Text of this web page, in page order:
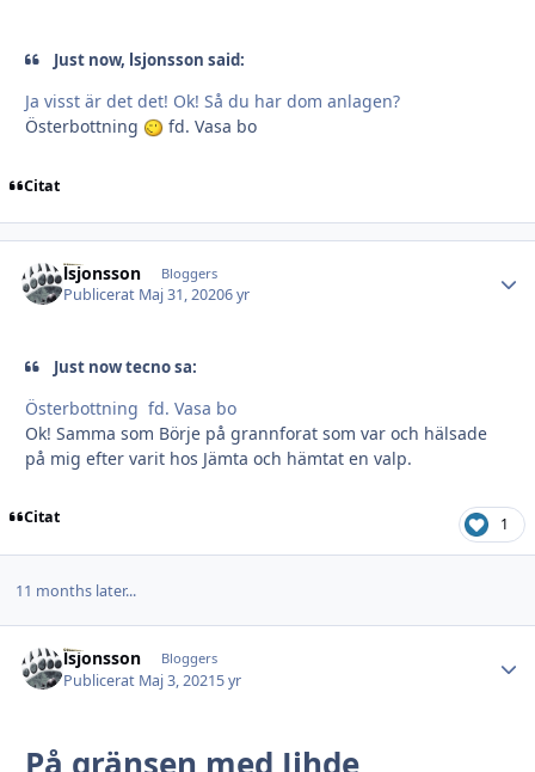
Just now, lsjonsson said:
Ja visst är det det! Ok! Så du har dom anlagen?
Österbottning
fd. Vasa bo
Citat
lsjonsson Bloggers
Publicerat Maj 31, 20206 yr
Just now tecno sa:
Österbottning fd. Vasa bo
Ok! Samma som Börje på grannforat som var och hälsade
på mig efter varit hos Jämta och hämtat en valp.
Citat 1
11 months later...
lsjonsson Bloggers
Publicerat Maj 3, 20215 yr
På gränsen med Jihde